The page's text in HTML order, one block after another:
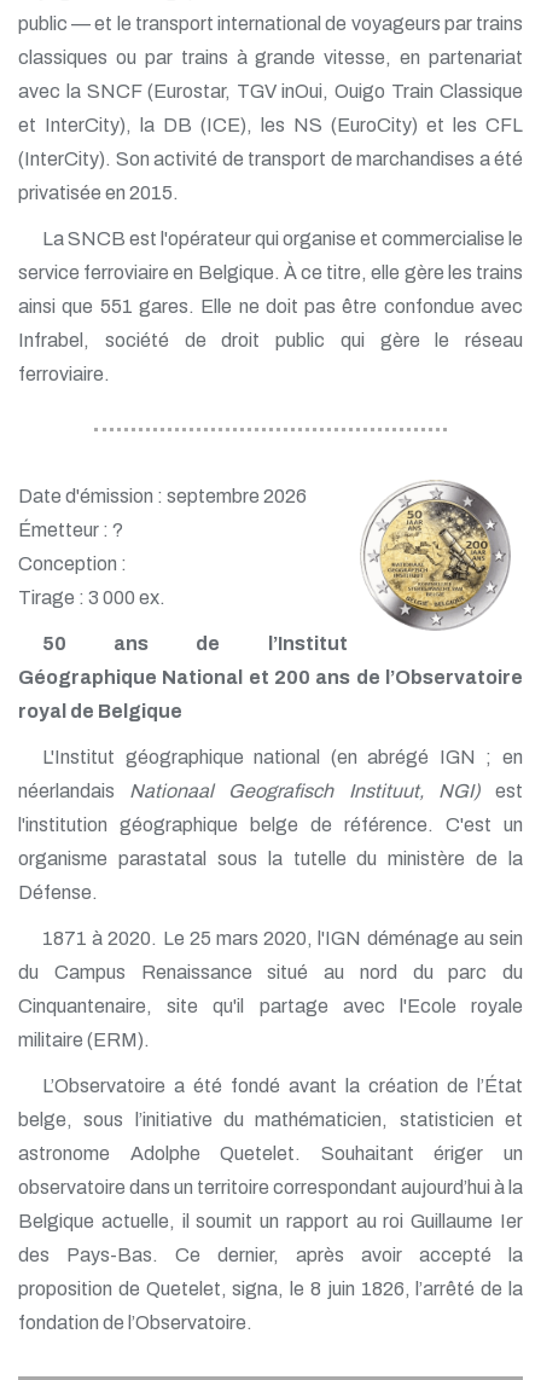
public — et le transport international de voyageurs par trains
classiques ou par trains à grande vitesse, en partenariat
avec la SNCF (Eurostar, TGV inOui, Ouigo Train Classique
et InterCity), la DB (ICE), les NS (EuroCity) et les CFL
(InterCity). Son activité de transport de marchandises a été
privatisée en 2015.
La SNCB est l'opérateur qui organise et commercialise le
service ferroviaire en Belgique. À ce titre, elle gère les trains
ainsi que 551 gares. Elle ne doit pas être confondue avec
Infrabel, société de droit public qui gère le réseau
ferroviaire.
Date d'émission : septembre 2026
Émetteur : ?
Conception :
Tirage : 3 000 ex.
50 ans de l’Institut
Géographique National et 200 ans de l’Observatoire
royal de Belgique
L'Institut géographique national (en abrégé IGN ; en
néerlandais Nationaal Geografisch Instituut, NGI)est
l'institution géographique belge de référence. C'est un
organisme parastatal sous la tutelle du ministère de la
Défense.
1871 à 2020. Le 25 mars 2020, l'IGN déménage au sein
du Campus Renaissance situé au nord du parc du
Cinquantenaire, site qu'il partage avec l'Ecole royale
militaire (ERM).
L’Observatoire a été fondé avant la création de l’État
belge, sous l’initiative du mathématicien, statisticien et
astronome Adolphe Quetelet. Souhaitant ériger un
observatoire dans un territoire correspondant aujourd’hui à la
Belgique actuelle, il soumit un rapport au roi Guillaume Ier
des Pays-Bas. Ce dernier, après avoir accepté la
proposition de Quetelet, signa, le 8 juin 1826, l’arrêté de la
fondation de l’Observatoire.